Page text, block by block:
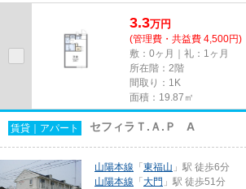
3.3万円
(管理費・共益費 4,500円)
敷：0ヶ月｜礼：1ヶ月
所在階：2階
間取り：1K
面積：19.87㎡
賃貸｜アパート セフィラＴ.Ａ.Ｐ A
山陽本線 「 東福山 」駅 徒歩6分
山陽本線 「 大門 」駅 徒歩51分